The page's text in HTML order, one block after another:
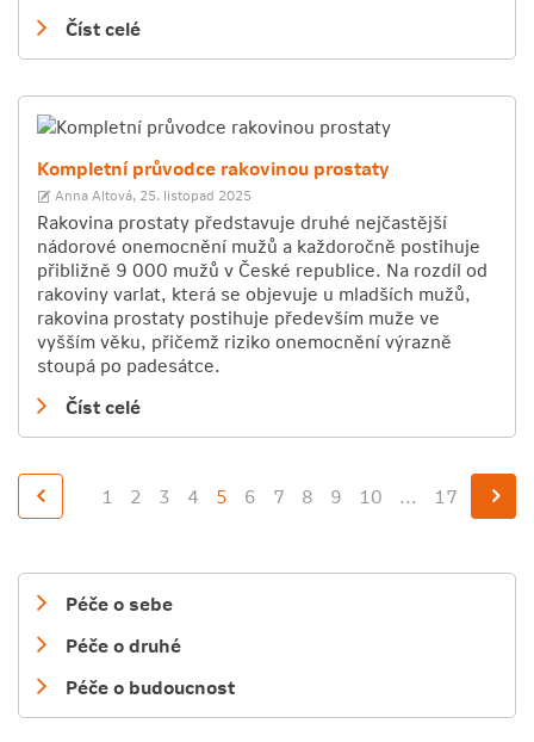
Číst celé
Kompletní průvodce rakovinou prostaty
Anna Altová, 25. listopad 2025
Rakovina prostaty představuje druhé nejčastější
nádorové onemocnění mužů a každoročně postihuje
přibližně 9 000 mužů v České republice. Na rozdíl od
rakoviny varlat, která se objevuje u mladších mužů,
rakovina prostaty postihuje především muže ve
vyšším věku, přičemž riziko onemocnění výrazně
stoupá po padesátce.
Číst celé
1 2 3 4 5 6 7 8 9 10 ... 17
Péče o sebe
Péče o druhé
Péče o budoucnost